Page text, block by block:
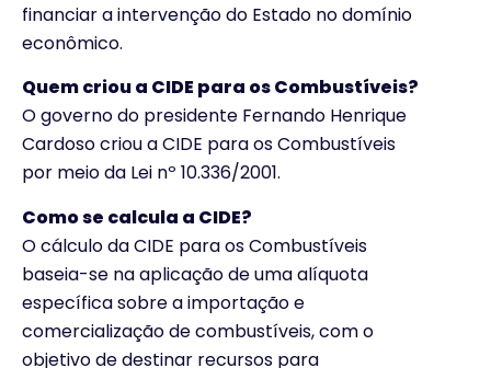
financiar a intervenção do Estado no domínio
econômico.
Quem criou a CIDE para os Combustíveis?
O governo do presidente Fernando Henrique
Cardoso criou a CIDE para os Combustíveis
por meio da Lei nº 10.336/2001.
Como se calcula a CIDE?
O cálculo da CIDE para os Combustíveis
baseia-se na aplicação de uma alíquota
específica sobre a importação e
comercialização de combustíveis, com o
objetivo de destinar recursos para